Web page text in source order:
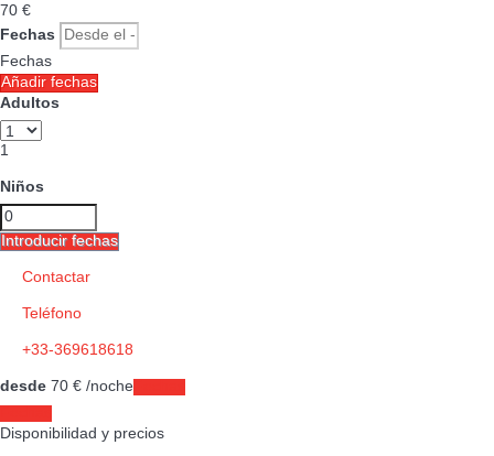
70 €
Fechas
Fechas
Añadir fechas
Adultos
1
Niños
Introducir fechas
Contactar
Teléfono
+33-369618618
desde 70 € /noche
Disponibilidad y precios